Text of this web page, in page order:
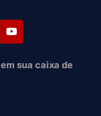
sua caixa de